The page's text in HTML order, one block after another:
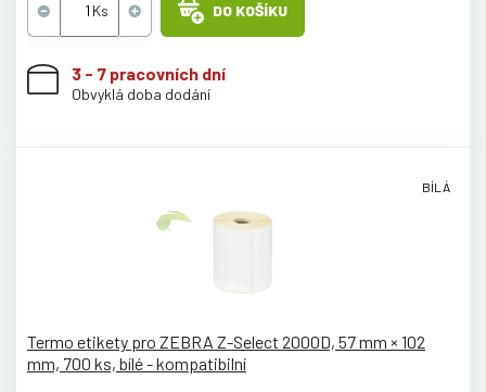
DO KOŠÍKU
3 - 7 pracovních dní
Obvyklá doba dodání
BÍLÁ
Termo etikety pro ZEBRA Z-Select 2000D, 57 mm × 102
mm, 700 ks, bílé - kompatibilní